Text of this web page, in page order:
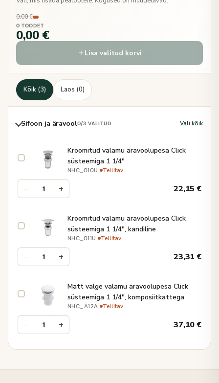
0,00 €
0 TOODET
0,00 €
Lisa valitud korvi
Kõik (3) Laos (0)
Sifoon ja äravool0/3 VALITUD Vali kõik
Kroomitud valamu äravoolupesa Click
süsteemiga 1 1/4"
NHC_010U · Tellitav
− + 22,15€
Kroomitud valamu äravoolupesa Click
süsteemiga 1 1/4", kandiline
NHC_011U · Tellitav
− + 23,31€
Matt valge valamu äravoolupesa Click
süsteemiga 1 1/4", komposiitkattega
NHC_A12A· Tellitav
− + 37,10€